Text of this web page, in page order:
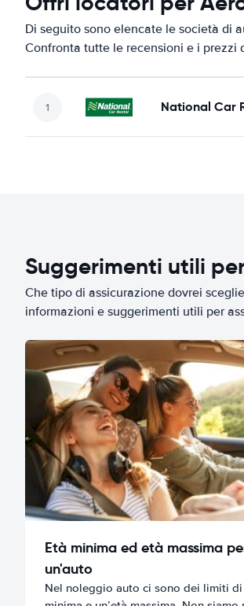
Di seguito sono elencate le società di
Confronta tutte le recensioni e i prezzi
National Car
Suggerimenti utili
Che tipo di assicurazione dovrei
informazioni e suggerimenti utili per
Età minima ed età massima
un'auto
Nel noleggio auto ci sono dei limiti di